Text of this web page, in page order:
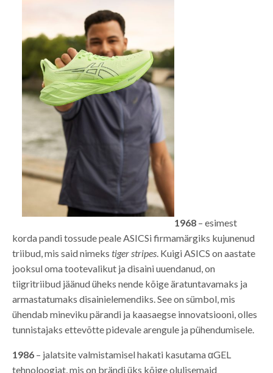
1968 – esimest
korda pandi tossude peale ASICSi firmamärgiks kujunenud
triibud, mis said nimeks tiger stripes. Kuigi ASICS on aastate
jooksul oma tootevalikut ja disaini uuendanud, on
tiigritriibud jäänud üheks nende kõige äratuntavamaks ja
armastatumaks disainielemendiks. See on sümbol, mis
ühendab mineviku pärandi ja kaasaegse innovatsiooni, olles
tunnistajaks ettevõtte pidevale arengule ja pühendumisele.
1986 – jalatsite valmistamisel hakati kasutama αGEL
tehnoloogiat, mis on brändi üks kõige olulisemaid